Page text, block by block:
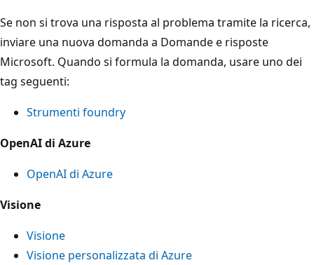
Se non si trova una risposta al problema tramite la ricerca,
inviare una nuova domanda a Domande e risposte
Microsoft. Quando si formula la domanda, usare uno dei
tag seguenti:
Strumenti foundry
OpenAI di Azure
OpenAI di Azure
Visione
Visione
Visione personalizzata di Azure